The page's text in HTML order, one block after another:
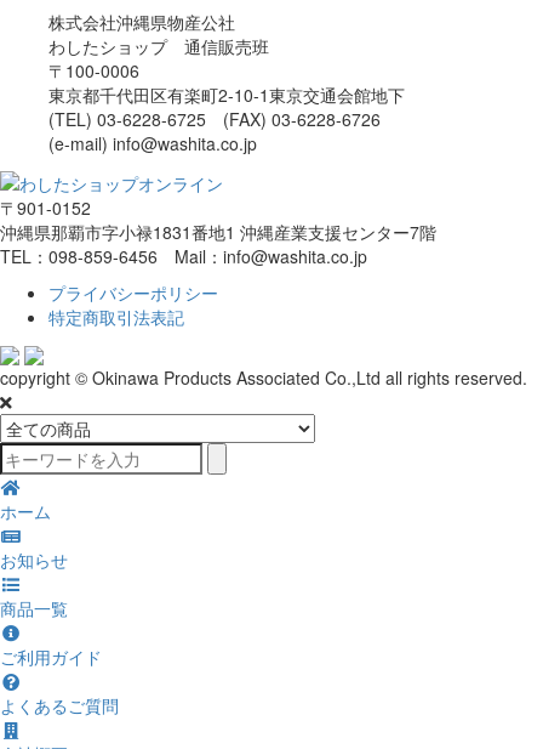
株式会社沖縄県物産公社
わしたショップ 通信販売班
〒100-0006
東京都千代田区有楽町2-10-1東京交通会館地下
(TEL) 03-6228-6725 (FAX) 03-6228-6726
(e-mail) info@washita.co.jp
〒901-0152
沖縄県那覇市字小禄1831番地1 沖縄産業支援センター7階
TEL：098-859-6456 Mail：info@washita.co.jp
プライバシーポリシー
特定商取引法表記
copyright © Okinawa Products Associated Co.,Ltd all rights reserved.
ホーム
お知らせ
商品一覧
ご利用ガイド
よくあるご質問